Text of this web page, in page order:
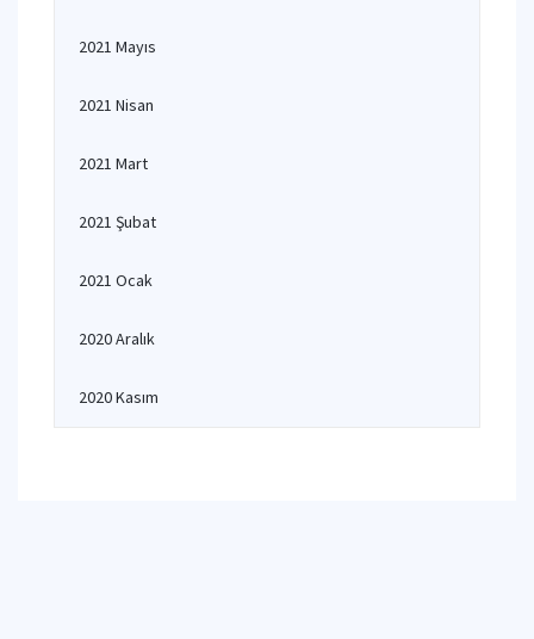
2021 Mayıs
2021 Nisan
2021 Mart
2021 Şubat
2021 Ocak
2020 Aralık
2020 Kasım